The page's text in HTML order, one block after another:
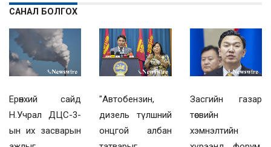
САНАЛ БОЛГОХ
Ерөнхий сайд
Н.Учрал ДЦС-3-
ын их засварын
"Автобензин,
дизель түлшний
онцгой албан
Засгийн газар
төсвийн
хэмнэлтийн